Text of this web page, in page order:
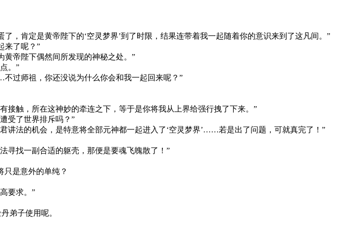
，肯定是黄帝陛下的‘空灵梦界’到了时限，结果连带着我一起随着你的意识来到了这凡间。”
来了呢？”
黄帝陛下偶然间所发现的神秘之处。”
。”
过师祖，你还没说为什么你会和我一起回来呢？”
触，所在这神妙的牵连之下，等于是你将我从上界给强行拽了下来。”
受了世界排斥吗？”
讲法的机会，是特意将全部元神都一起进入了‘空灵梦界’……若是出了问题，可就真完了！”
寻找一副合适的躯壳，那便是要魂飞魄散了！”
是意外的单纯？
要求。”
弟子使用呢。